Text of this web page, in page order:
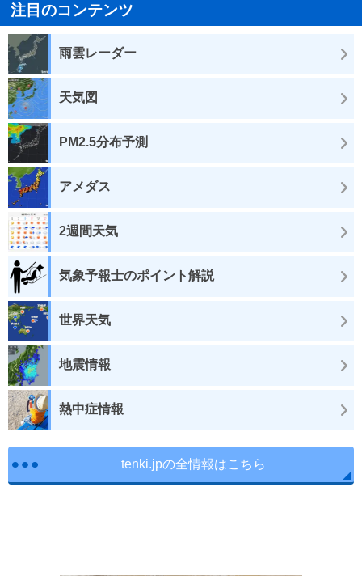
注目のコンテンツ
雨雲レーダー
天気図
PM2.5分布予測
アメダス
2週間天気
気象予報士のポイント解説
世界天気
地震情報
熱中症情報
tenki.jpの全情報はこちら